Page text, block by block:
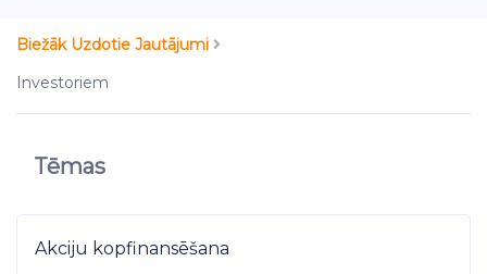
Biežāk Uzdotie Jautājumi
Investoriem
Tēmas
Akciju kopfinansēšana